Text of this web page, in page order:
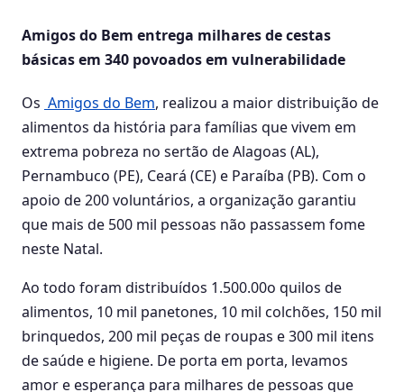
Amigos do Bem entrega milhares de cestas
básicas em 340 povoadosem vulnerabilidade
Os Amigos do Bem, realizou a maiordistribuição de
alimentos da história para famílias que vivem em
extrema pobreza no sertão de Alagoas (AL),
Pernambuco (PE), Ceará (CE)e Paraíba (PB). Com o
apoio de200voluntários, a organização garantiu
que mais de 500 mil pessoas não passassem fome
neste Natal.
Ao todo foram distribuídos 1.500.00o quilos de
alimentos, 10 mil panetones, 10 mil colchões, 150 mil
brinquedos, 200 mil peças de roupas e 300 mil itens
de saúde e higiene. De porta em porta, levamos
amor e esperança para milhares de pessoas que